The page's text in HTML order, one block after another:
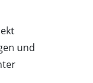
und